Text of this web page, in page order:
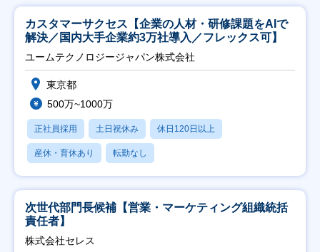
カスタマーサクセス【企業の人材・研修課題をAIで
解決／国内大手企業約3万社導入／フレックス可】
ユームテクノロジージャパン株式会社
東京都
500万~1000万
正社員採用 土日祝休み 休日120日以上
産休・育休あり 転勤なし
次世代部門長候補【営業・マーケティング組織統括
責任者】
株式会社セレス